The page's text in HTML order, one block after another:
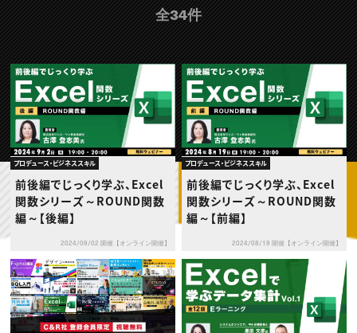
CREATIVE JOB求人検索
特集求人
採用説明会
転職支援サービス
CONTENTS
スキルアップしたい！
スキルアップしたい！ トップ
デザイン
プログラミング
動画配信・映像制作
編集・ライティング
マーケティング
ディレクション
業界解説・キャリア事情
お役立ち基礎知識
TOP Creator’s コラム
TOP Creator’s コラム トップ
Webクリエイター
アプリクリエイター
ゲームクリエイター
映像クリエイター
マーケッター
クリエイターインタビュー
C＆R Magazine
セミナー
ニュース・トレンド
ニュース・トレンド トップ
Web
映像
ゲーム・エンタメ
広告
出版
CREATIVE VILLAGEからのお知らせ
全34件
プロデュース・ビジネススキル
前後編でじっくり学ぶ、Excel
関数シリーズ～ROUND関数
編～【後編】
2024/09/02 開催【オンライン開催】
プロデュース・ビジネススキル
前後編でじっくり学ぶ、Excel
関数シリーズ～ROUND関数
編～【前編】
2024/08/19 開催【オンライン開催】